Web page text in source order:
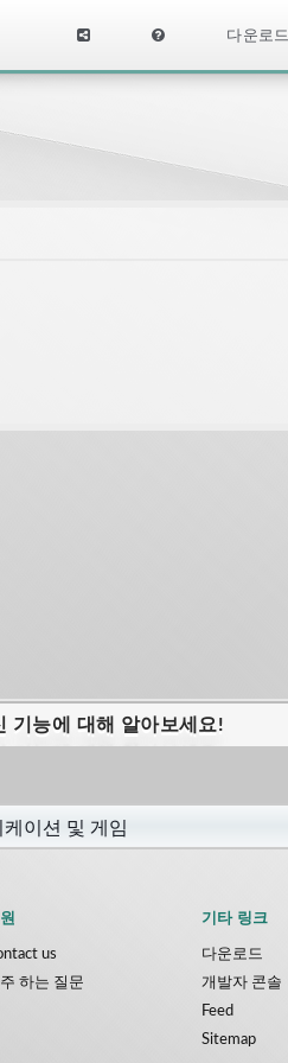
다운로드
기능에 대해 알아보세요!
us
하는 질문
기타 링크
다운로드
개발자 콘솔
Feed
Sitemap